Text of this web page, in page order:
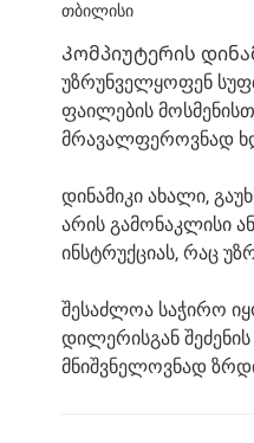
თბილისი
Კომპიუტერის
უზრუნველყოფენ
ფაილების
მრავალფეროვნად
დინამიკი ახალი,
არის გამონაკლისი
ინსტრუქციას, რაც
შესაძლოა საჭირო
დილერისგან
მნიშვნელოვნად